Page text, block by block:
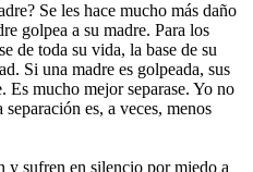
Se les hace mucho más daño
golpea a su madre. Para los
de toda su vida, la base de su
Si una madre es golpeada, sus
Es mucho mejor separase. Yo no
es, a veces, menos
y sufren en silencio por miedo a